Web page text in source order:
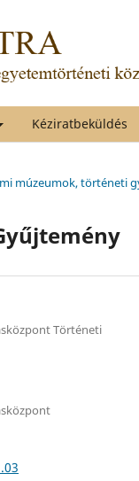
Kéziratbeküldés
múzeumok, történeti
Történeti